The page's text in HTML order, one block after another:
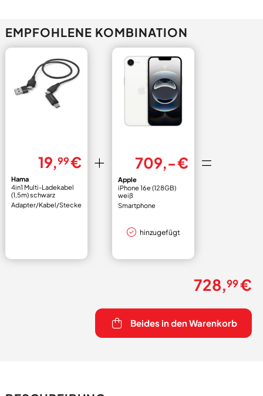
EMPFOHLENE KOMBINATION
19,99€
Hama
4in1 Multi-Ladekabel
(1,5m) schwarz
Adapter/Kabel/Stecker
709,- €
Apple
iPhone 16e (128GB)
weiß
Smartphone
hinzugefügt
728,99€
Beides in den Warenkorb